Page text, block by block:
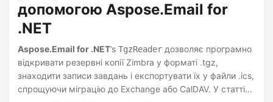
а
допомогою Aspose.Email for
.NET
Aspose.Email for .NET’s TgzReader дозволяє програмно
відкривати резервні копії Zimbra у форматі .tgz,
знаходити записи завдань і експортувати їх у файли .ics,
спрощуючи міграцію до Exchange або CalDAV. У статті